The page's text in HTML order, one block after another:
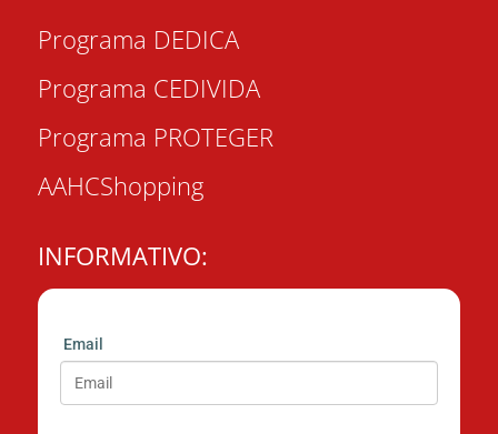
Programa DEDICA
Programa CEDIVIDA
Programa PROTEGER
AAHCShopping
INFORMATIVO:
Email